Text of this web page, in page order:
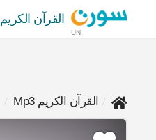
UN
القرآن الكريم
القرآن الكريم Mp3